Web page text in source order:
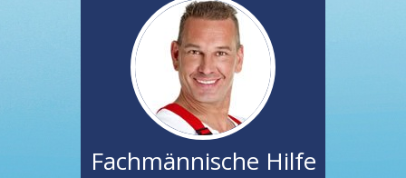
Fachmännische Hilfe